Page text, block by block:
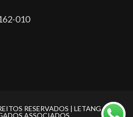
010
RESERVADOS | LETANG
ASSOCIADOS